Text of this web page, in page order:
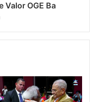
Valor OGE Ba